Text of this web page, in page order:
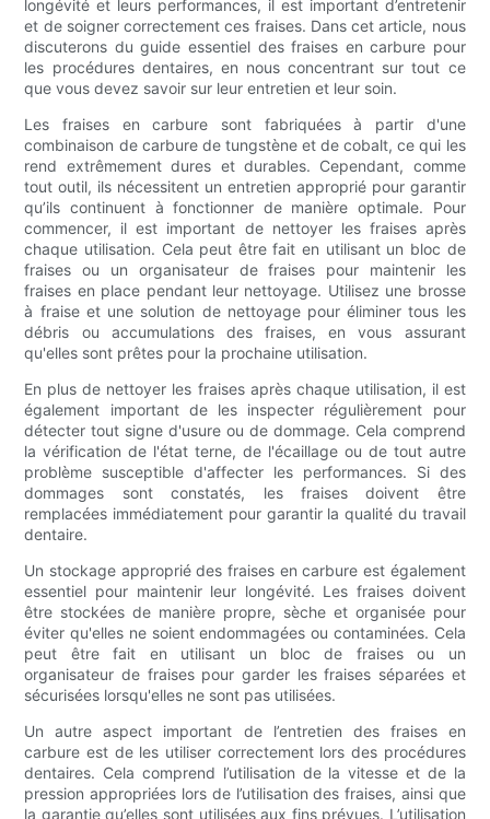
longévité et leurs performances, il est important d’entretenir
et de soigner correctement ces fraises. Dans cet article, nous
discuterons du guide essentiel des fraises en carbure pour
les procédures dentaires, en nous concentrant sur tout ce
que vous devez savoir sur leur entretien et leur soin.
Les fraises en carbure sont fabriquées à partir d'une
combinaison de carbure de tungstène et de cobalt, ce qui les
rend extrêmement dures et durables. Cependant, comme
tout outil, ils nécessitent un entretien approprié pour garantir
qu’ils continuent à fonctionner de manière optimale. Pour
commencer, il est important de nettoyer les fraises après
chaque utilisation. Cela peut être fait en utilisant un bloc de
fraises ou un organisateur de fraises pour maintenir les
fraises en place pendant leur nettoyage. Utilisez une brosse
à fraise et une solution de nettoyage pour éliminer tous les
débris ou accumulations des fraises, en vous assurant
qu'elles sont prêtes pour la prochaine utilisation.
En plus de nettoyer les fraises après chaque utilisation, il est
également important de les inspecter régulièrement pour
détecter tout signe d'usure ou de dommage. Cela comprend
la vérification de l'état terne, de l'écaillage ou de tout autre
problème susceptible d'affecter les performances. Si des
dommages sont constatés, les fraises doivent être
remplacées immédiatement pour garantir la qualité du travail
dentaire.
Un stockage approprié des fraises en carbure est également
essentiel pour maintenir leur longévité. Les fraises doivent
être stockées de manière propre, sèche et organisée pour
éviter qu'elles ne soient endommagées ou contaminées. Cela
peut être fait en utilisant un bloc de fraises ou un
organisateur de fraises pour garder les fraises séparées et
sécurisées lorsqu'elles ne sont pas utilisées.
Un autre aspect important de l’entretien des fraises en
carbure est de les utiliser correctement lors des procédures
dentaires. Cela comprend l’utilisation de la vitesse et de la
pression appropriées lors de l’utilisation des fraises, ainsi que
la garantie qu’elles sont utilisées aux fins prévues. L’utilisation